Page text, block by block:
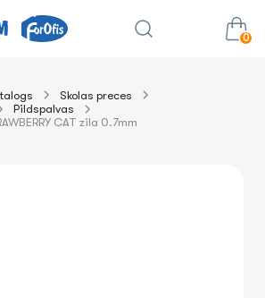
0
Skolas preces
Pildspalvas
CAT zila 0.7mm